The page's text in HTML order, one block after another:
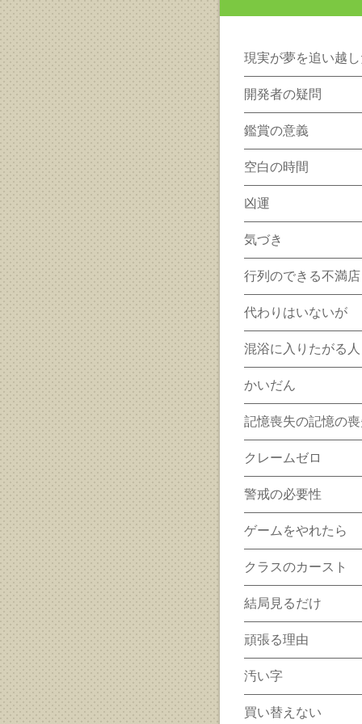
現実が夢を追い越
開発者の疑問
鑑賞の意義
空白の時間
凶運
気づき
行列のできる不満店
代わりはいないが
混浴に入りたがる人
かいだん
記憶喪失の記憶の
クレームゼロ
警戒の必要性
ゲームをやれたら
クラスのカースト
結局見るだけ
頑張る理由
汚い字
買い替えない